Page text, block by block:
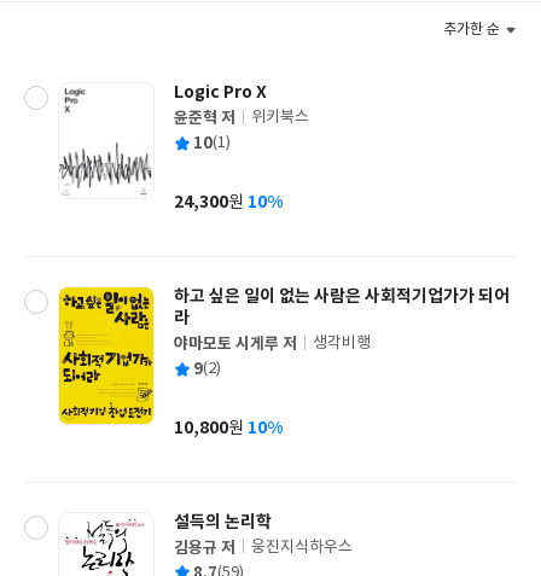
추가한 순
Logic Pro X
글
쓴
윤준혁 저
출
사
위키북스
평 10(1)
가
24,300원 10%
하고 싶은 일이 없는 사람은 사회적기업가가 되어
라
글
쓴
야마모토 시게루 저
출
사
생각비행
평 9(2)
가
10,800원 10%
설득의 논리학
글
김용규 저
웅진지식하우스
평
(59)